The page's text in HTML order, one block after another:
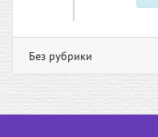
Без рубрики